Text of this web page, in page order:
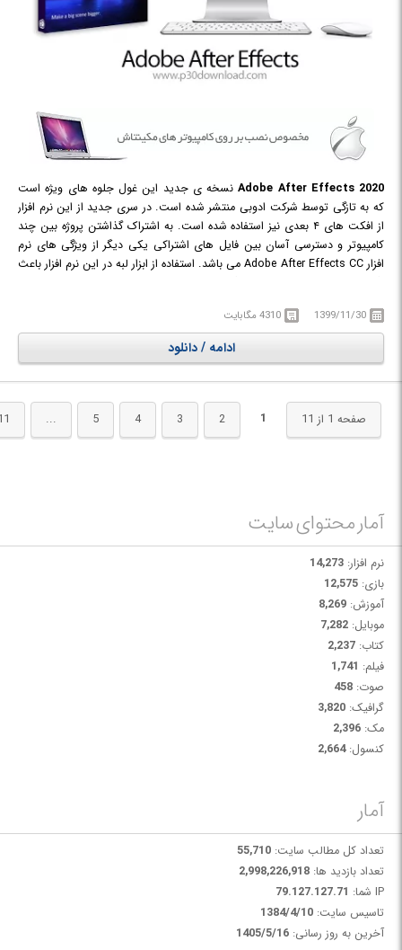
Adobe After Effects 2020نسخه ی جدید این غول جلوه های ویژه است
که به تازگی توسط شرکت ادوبی منتشر شده است. در سری جدید از این نرم افزار
از افکت های ۴ بعدی نیز استفاده شده است. به اشتراک گذاشتن پروژه بین چند
کامپیوتر و دسترسی آسان بین فایل های اشتراکی یکی دیگر از ویژگی های نرم
افزار Adobe After Effects CC می باشد. استفاده از ابزار لبه در این نرم افزار باعث
ویرایش فیلم می توانید نحوه نمایش دادن دوربین را تغییر دهید و از جهات
مختلف پروژه را مدیریت کنید. در این نرم افزار اگر به اشتباه پروژه را ببندید در
هنگام باز شدن نرم افزار محتوای فایل ویرایش ثابت می ماند. بیشتر معروفیت
افتر افکت CC به خاطر پلاگین CineWare می باشد چون با استفاده از این پلاگین
کارهای لازم را بر روی پروژه انجام داد. فقط برای کار با این پلاگین باید سیستم
خوبی داشت تا بتوانیم در محیط افتر افکت همزمان با کار، با کیفیت بالا پروژه را
1399/11/30 4310 مگابایت
ادامه / دانلود
صفحه 1 از 11 1
2
3
4
5
...
آمار محتوای سایت
نرم افزار: 14,273
بازی: 12,575
آموزش: 8,269
موبایل: 7,282
کتاب: 2,237
فیلم: 1,741
صوت: 458
گرافیک: 3,820
مک: 2,396
کنسول:2,664
آمار
تعداد کل مطالب سایت: 55,710
تعداد بازدید ها: 2,998,226,918
IP شما:
79.127.127.71
تاسیس سایت: 1384/4/10
آخرین به روز رسانی: 1405/5/16